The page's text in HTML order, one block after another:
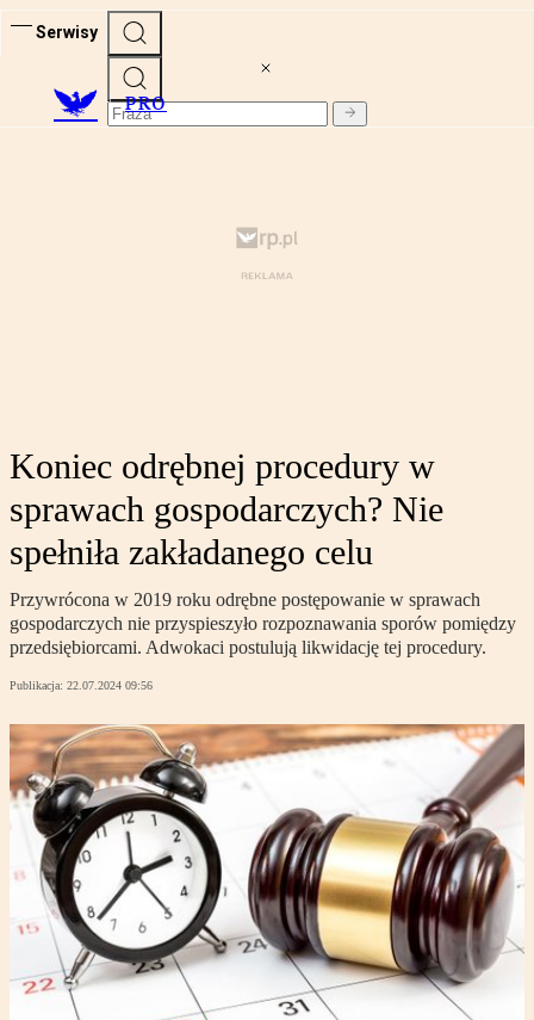
Serwisy
PRO
Koniec odrębnej procedury w
sprawach gospodarczych? Nie
spełniła zakładanego celu
Przywrócona w 2019 roku odrębne postępowanie w sprawach
gospodarczych nie przyspieszyło rozpoznawania sporów pomiędzy
przedsiębiorcami. Adwokaci postulują likwidację tej procedury.
Publikacja: 22.07.2024 09:56